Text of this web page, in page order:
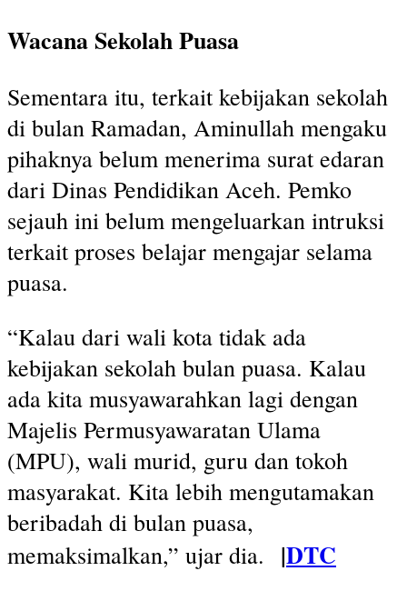
Wacana Sekolah Puasa
Sementara itu, terkait kebijakan sekolah
di bulan Ramadan, Aminullah mengaku
pihaknya belum menerima surat edaran
dari Dinas Pendidikan Aceh. Pemko
sejauh ini belum mengeluarkan intruksi
terkait proses belajar mengajar selama
puasa.
“Kalau dari wali kota tidak ada
kebijakan sekolah bulan puasa. Kalau
ada kita musyawarahkan lagi dengan
Majelis Permusyawaratan Ulama
(MPU), wali murid, guru dan tokoh
masyarakat. Kita lebih mengutamakan
beribadah di bulan puasa,
memaksimalkan,” ujar dia. |DTC